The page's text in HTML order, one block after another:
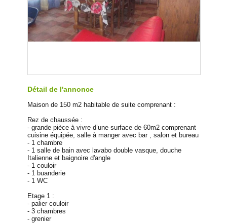
Détail de l'annonce
Maison de 150 m2 habitable de suite comprenant :
Rez de chaussée :
- grande pièce à vivre d’une surface de 60m2 comprenant
cuisine équipée, salle à manger avec bar , salon et bureau
- 1 chambre
- 1 salle de bain avec lavabo double vasque, douche
Italienne et baignoire d'angle
- 1 couloir
- 1 buanderie
- 1 WC
Etage 1 :
- palier couloir
- 3 chambres
- grenier